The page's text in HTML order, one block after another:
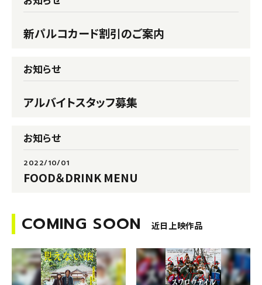
新パルコカード割引のご案内
お知らせ
アルバイトスタッフ募集
お知らせ
2022/10/01
FOOD＆DRINK MENU
COMING SOON 近日上映作品